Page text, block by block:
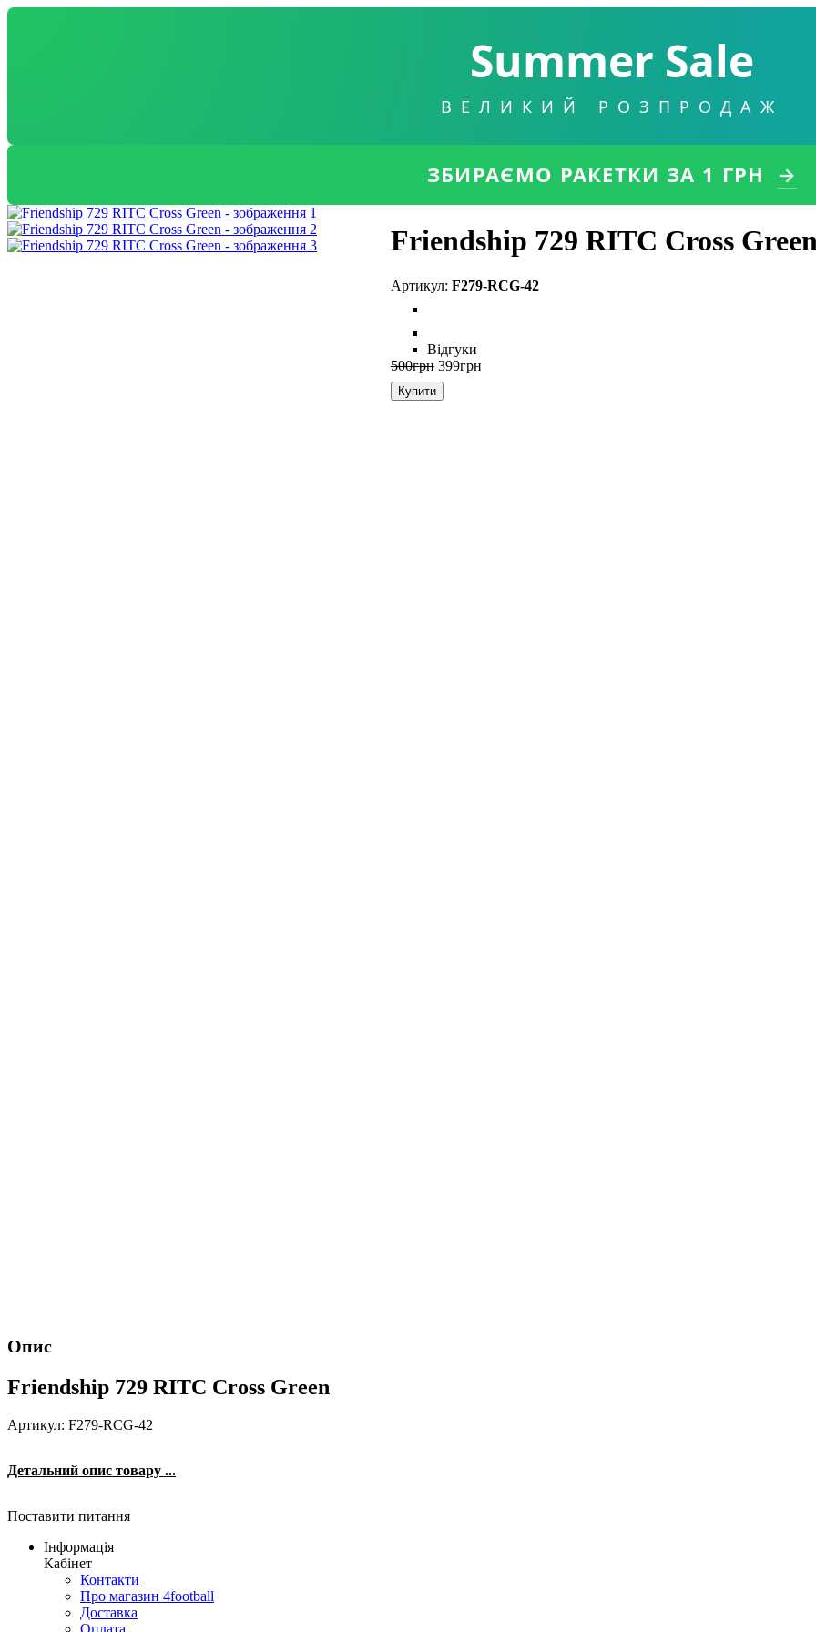
Summer Sale
ВЕЛИКИЙ РОЗПРОДАЖ
ЗБИРАЄМО РАКЕТКИ ЗА 1 ГРН →
Friendship 729 RITC Cross
F279-RCG-42
Відгуки
500грн 399грн
Купити
Опис
Friendship 729 RITC Cross Green
Артикул: F279-RCG-42
Детальний опис товару ...
Поставити питання
Інформація
Кабінет
Контакти
Про магазин 4football
Доставка